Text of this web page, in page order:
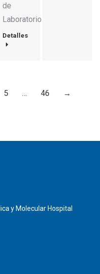
de
Laboratorio.
Detalles
5 … 46 →
y Molecular Hospital